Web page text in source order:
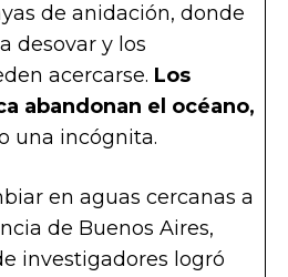
de anidación, donde
desovar y los
acercarse. Los
abandonan el océano,
una incógnita.
en aguas cercanas a
de Buenos Aires,
investigadores logró